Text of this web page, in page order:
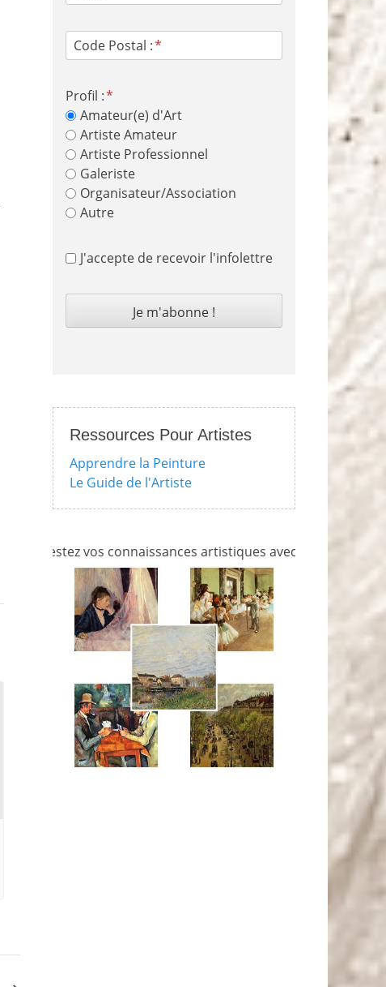
Code Postal :
Profil :
Amateur(e) d'Art
Artiste Amateur
Artiste Professionnel
Galeriste
Organisateur/Association
Autre
J'accepte de recevoir l'infolettre
Ressources Pour Artistes
Apprendre la Peinture
Le Guide de l'Artiste
Testez vos connaissances artistiques avec nos quizzes sur